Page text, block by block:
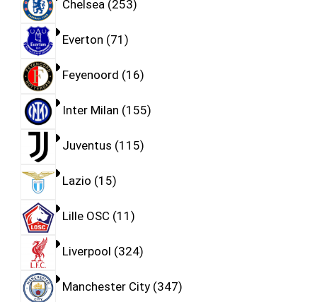
Chelsea 253
Everton 71
Feyenoord 16
Inter Milan 155
Juventus 115
Lazio 15
Lille OSC 11
Liverpool 324
Manchester City 347